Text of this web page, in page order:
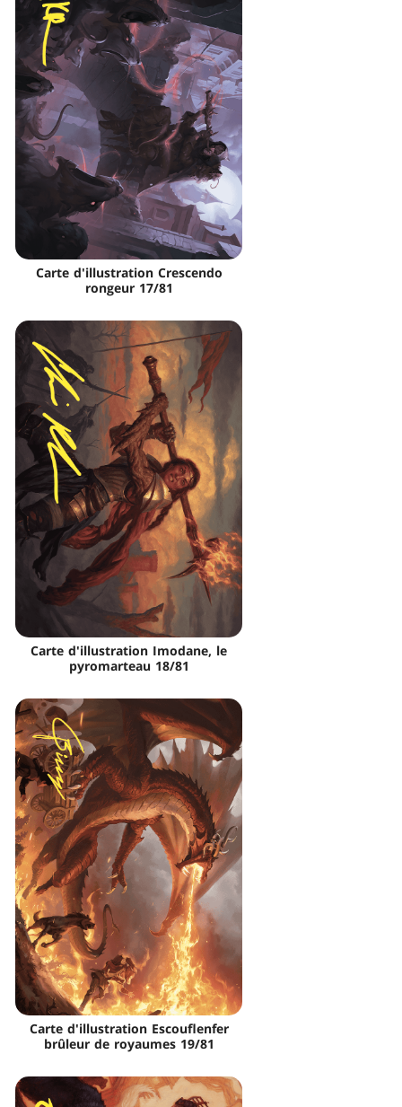
Carte d'illustration Crescendo
rongeur 17/81
Carte d'illustration Imodane, le
pyromarteau 18/81
Carte d'illustration Escouflenfer
brûleur de royaumes 19/81